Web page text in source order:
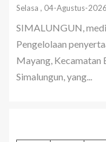
Selasa , 04-Agustus-2026
SIMALUNGUN,
Pengelolaan
Mayang, Kecamatan
Simalungun, yang...